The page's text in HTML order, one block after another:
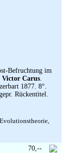
Befruchtung im
Victor Carus.
1877. 8°.
Rückentitel.
70,--